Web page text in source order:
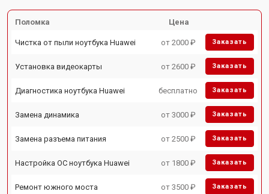
Поломка Цена
Чистка от пыли ноутбука Huawei от 2000 ₽ Заказать
Установка видеокарты от 2600 ₽ Заказать
Диагностика ноутбука Huawei бесплатно Заказать
Замена динамика от 3000 ₽ Заказать
Замена разъема питания от 2500 ₽ Заказать
Настройка ОС ноутбука Huawei от 1800 ₽ Заказать
Ремонт южного моста от 3500 ₽ Заказать